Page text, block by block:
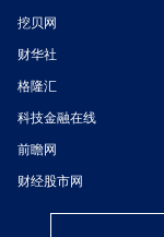
挖贝网
财华社
格隆汇
科技金融在线
前瞻网
财经股市网